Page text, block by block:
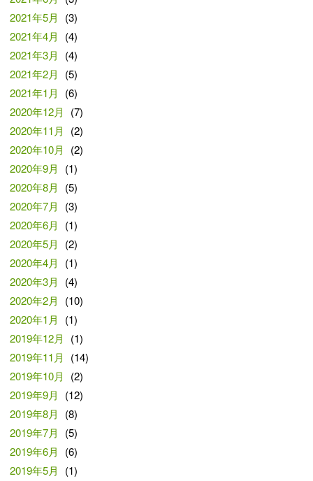
2021年5月
(3)
2021年4月
(4)
2021年3月
(4)
2021年2月
(5)
2021年1月
(6)
2020年12月
(7)
2020年11月
(2)
2020年10月
(2)
2020年9月
(1)
2020年8月
(5)
2020年7月
(3)
2020年6月
(1)
2020年5月
(2)
2020年4月
(1)
2020年3月
(4)
2020年2月
(10)
2020年1月
(1)
2019年12月
(1)
2019年11月
(14)
2019年10月
(2)
2019年9月
(12)
2019年8月
(8)
2019年7月
(5)
2019年6月
(6)
2019年5月
(1)